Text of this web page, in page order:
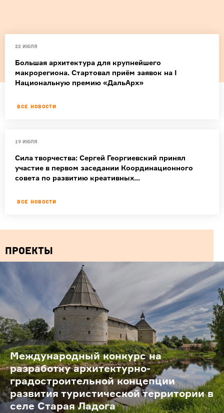
22 июля
Большая архитектура для крупнейшего
макрорегиона. Стартовал приём заявок на I
Национальную премию «ДальАрх»
Все новости
19 июля
Сила творчества: Сергей Георгиевский принял
участие в первом заседании Координационного
совета по развитию креативных...
Все новости
Проекты
Международный конкурс на
разработку архитектурно-
градостроительной концепции
развития туристической территории в
селе Старая Ладога